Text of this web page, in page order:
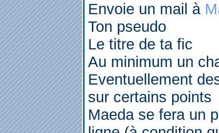
Envoie un mail à
Ton pseudo
Le titre de ta fic
Au minimum un
Eventuellement
sur certains points
Maeda se fera un